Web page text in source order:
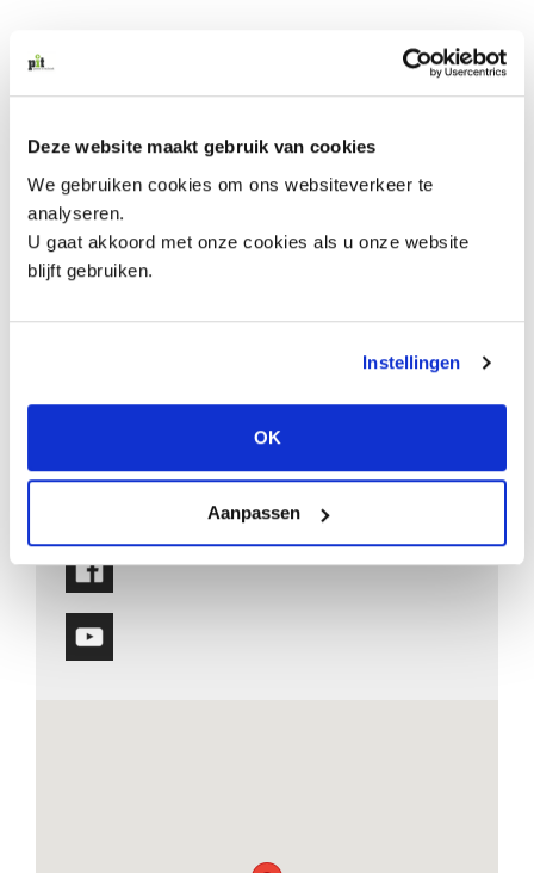
Deze website maakt gebruik van cookies
We gebruiken cookies om ons websiteverkeer te
analyseren.
U gaat akkoord met onze cookies als u onze website
blijft gebruiken.
Instellingen
OK
Aanpassen
Contactgegevens
P.J. Oudweg 61 – 1314 CK ALMERE
Telefoonnummer:
E-mail:
Branche:
Aantal medewerkers:
Interne opleidingen: